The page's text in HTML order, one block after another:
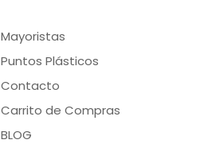
Mayoristas
Puntos Plásticos
Contacto
Carrito de Compras
BLOG